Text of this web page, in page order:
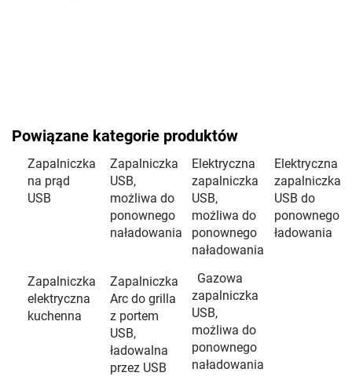
Powiązane kategorie produktów
Zapalniczka
na prąd
USB
Zapalniczka
USB,
możliwa do
ponownego
naładowania
Elektryczna
zapalniczka
USB,
możliwa do
ponownego
naładowania
Elektryczna
zapalniczka
USB do
ponownego
ładowania
Zapalniczka
elektryczna
kuchenna
Zapalniczka
Arc do grilla
z portem
USB,
ładowalna
przez USB
Gazowa
zapalniczka
USB,
możliwa do
ponownego
naładowania